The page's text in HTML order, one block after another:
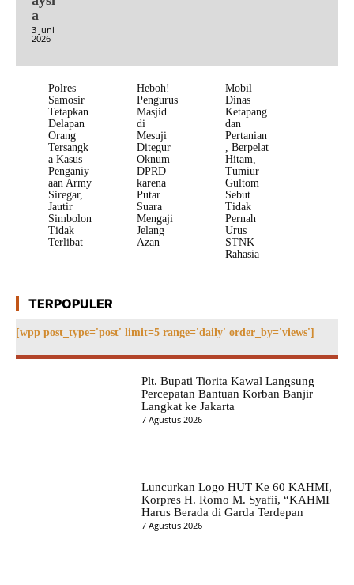
a
3 Juni
2026
Polres
Samosir
Tetapkan
Delapan
Orang
Tersangk
a Kasus
Penganiy
aan Army
Siregar,
Jautir
Simbolon
Tidak
Terlibat
Heboh!
Pengurus
Masjid
di
Mesuji
Ditegur
Oknum
DPRD
karena
Putar
Suara
Mengaji
Jelang
Azan
Mobil
Dinas
Ketapang
dan
Pertanian
, Berpelat
Hitam,
Tumiur
Gultom
Sebut
Tidak
Pernah
Urus
STNK
Rahasia
TERPOPULER
[wpp post_type='post' limit=5 range='daily' order_by='views']
Plt. Bupati Tiorita Kawal Langsung
Percepatan Bantuan Korban Banjir
Langkat ke Jakarta
7 Agustus 2026
Luncurkan Logo HUT Ke 60 KAHMI,
Korpres H. Romo M. Syafii, “KAHMI
Harus Berada di Garda Terdepan
7 Agustus 2026